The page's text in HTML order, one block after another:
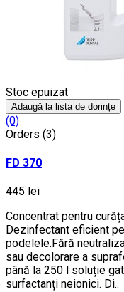
Stoc epuizat
Adaugă la lista de dorințe
(0)
Orders (3)
FD 370
445 lei
Concentrat pentru
Dezinfectant eficient
podelele.Fără
sau decolorare a
până la 250 l soluție
surfactanți neionici. Di..